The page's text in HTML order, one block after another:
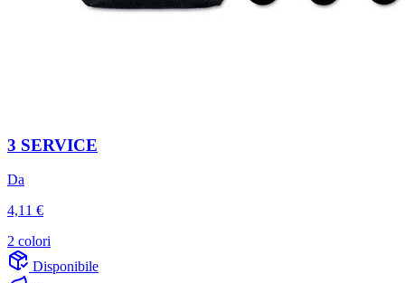
3 SERVICE
Da
4,11 €
2 colori
Disponibile